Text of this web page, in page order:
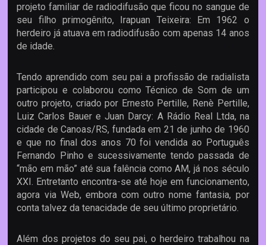
projeto familiar de radiodifusão que ficou no sangue de
seu filho primogênito, Irapuan Teixeira: Em 1962 o
herdeiro já atuava em radiodifusão com apenas 14 anos
de idade.
Tendo aprendido com seu pai a profissão de radialista
participou e colaborou como Técnico de Som de um
outro projeto, criado por Ernesto Pertille, Renè Pertille,
Luiz Carlos Bauer e Juan Darcy: A Rádio Real Ltda, na
cidade de Canoas/RS, fundada em 21 de junho de 1960
e que no final dos anos 70 foi vendida ao Português
Fernando Pinho e sucessivamente tendo passada de
“mão em mão” até sua falência como AM, já nos século
XXI. Entretanto encontra-se até hoje em funcionamento,
agora via Web, embora com outro nome fantasia, por
conta talvez da tenacidade de seu último proprietário.
Além dos projetos do seu pai, o herdeiro trabalhou na